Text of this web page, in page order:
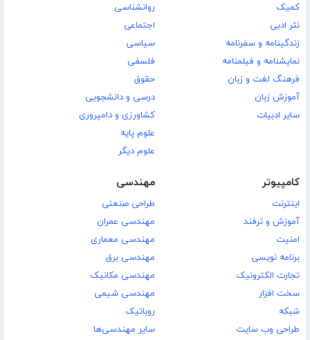
کمیک
نثر ادبی
زندگینامه و سفرنامه
نمایشنامه و فیلمنامه
فرهنگ لغت و زبان
آموزش زبان
سایر ادبیات
روانشناسی
اجتماعی
سیاسی
فلسفی
حقوق
درسی و دانشجویی
کشاورزی و دامپروری
علوم پایه
علوم دیگر
کامپیوتر
اینترنت
آموزش و ترفند
امنیت
برنامه نویسی
تجارت الکترونیک
سخت افزار
شبکه
طراحی وب سایت
مهندسی
طراحی صنعتی
مهندسی عمران
مهندسی معماری
مهندسی برق
مهندسی مکانیک
مهندسی شیمی
روباتیک
سایر مهندسی‌ها